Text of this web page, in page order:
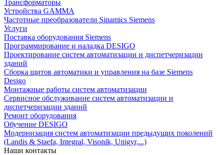
Трансформаторы
Устройства GAMMA
Частотные преобразователи Sinamics Siemens
Услуги
Поставка оборудования Siemens
Программирование и наладка DESIGO
Проектирование систем автоматизации и диспетчеризации
зданий
Сборка щитов автоматики и управления на базе Siemens
Desigo
Монтажные работы систем автоматизации
Сервисное обслуживание систем автоматизации и
диспетчеризации зданий
Ремонт оборудования
Обучение DESIGO
Модернизация систем автоматизации предыдущих поколений
(Landis & Staefa, Integral, Visonik, Unigyr,...)
Наши контакты